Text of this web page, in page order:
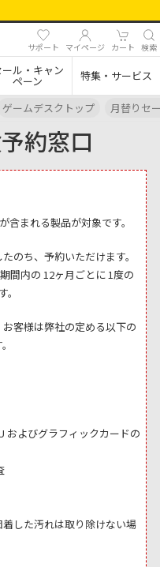
サポート マイページ カート 検索
ール・キャン
ペーン 特集・サービス
ゲームデスクトップ 月替りセ
約窓口
含まれる製品が対象です。
のち、予約いただけます。
間内の 12ヶ月ごとに 1度の
客様は弊社の定める以下の
およびグラフィックカードの
した汚れは取り除けない場